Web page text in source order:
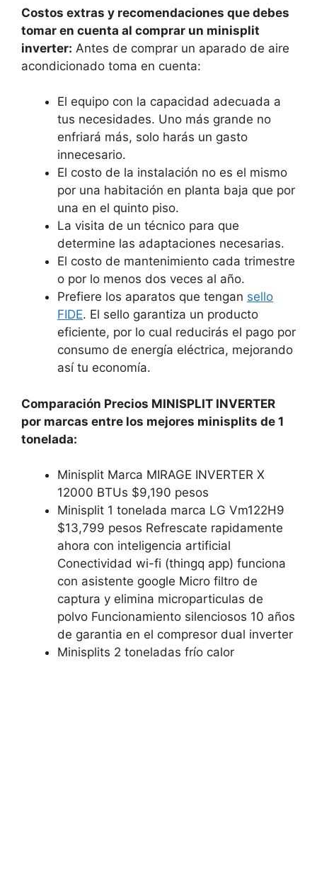
Costos extras y recomendaciones que debes
tomar en cuenta al comprar un minisplit
inverter: Antes de comprar un aparado de aire
acondicionado toma en cuenta:
El equipo con la capacidad adecuada a
tus necesidades. Uno más grande no
enfriará más, solo harás un gasto
innecesario.
El costo de la instalación no es el mismo
por una habitación en planta baja que por
una en el quinto piso.
La visita de un técnico para que
determine las adaptaciones necesarias.
El costo de mantenimiento cada trimestre
o por lo menos dos veces al año.
Prefiere los aparatos que tengan sello
FIDE. El sello garantiza un producto
eficiente, por lo cual reducirás el pago por
consumo de energía eléctrica, mejorando
así tu economía.
Comparación Precios MINISPLIT INVERTER
por marcas entre los mejores minisplits de 1
tonelada:
Minisplit Marca MIRAGE INVERTER X
12000 BTUs $9,190 pesos
Minisplit 1 tonelada marca LG Vm122H9
$13,799 pesos Refrescate rapidamente
ahora con inteligencia artificial
Conectividad wi-fi (thingq app) funciona
con asistente google Micro filtro de
captura y elimina microparticulas de
polvo Funcionamiento silenciosos 10 años
de garantia en el compresor dual inverter
Minisplits 2 toneladas frío calor